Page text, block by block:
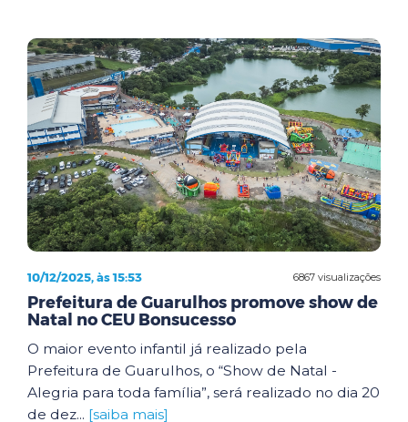
6867 visualizações
10/12/2025, às 15:53
Prefeitura de Guarulhos promove show de
Natal no CEU Bonsucesso
O maior evento infantil já realizado pela
Prefeitura de Guarulhos, o “Show de Natal -
Alegria para toda família”, será realizado no dia 20
de dez... [saiba mais]